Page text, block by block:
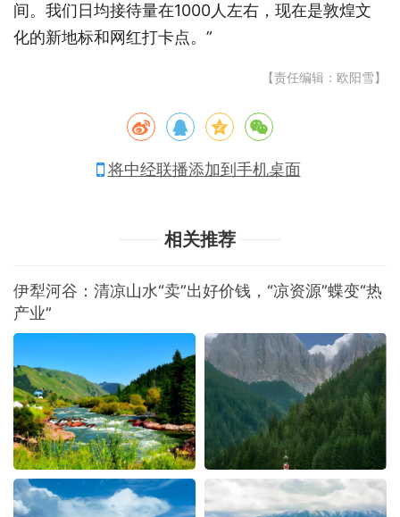
间。我们日均接待量在1000人左右，现在是敦煌文
化的新地标和网红打卡点。”
【责任编辑：欧阳雪】
将中经联播添加到手机桌面
相关推荐
伊犁河谷：清凉山水“卖”出好价钱，“凉资源”蝶变“热
产业”